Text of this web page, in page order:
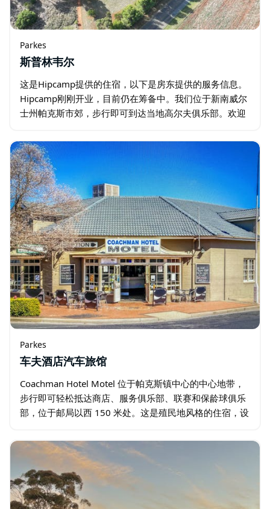
Parkes
斯普林韦尔
这是Hipcamp提供的住宿，以下是房东提供的服务信息。
Hipcamp刚刚开业，目前仍在筹备中。我们位于新南威尔
士州帕克斯市郊，步行即可到达当地高尔夫俱乐部。欢迎
仅600米…
Parkes
车夫酒店汽车旅馆
Coachman Hotel Motel 位于帕克斯镇中心的中心地带，
步行即可轻松抵达商店、服务俱乐部、联赛和保龄球俱乐
部，位于邮局以西 150 米处。这是殖民地风格的住宿，设
施的现代酒吧…